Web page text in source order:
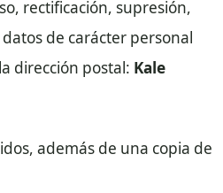
rectificación, supresión,
de carácter personal
dirección postal: Kale
además de una copia de